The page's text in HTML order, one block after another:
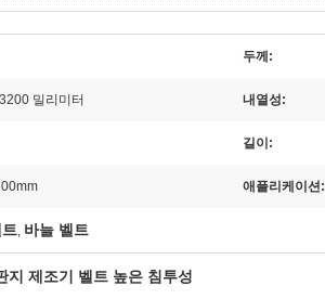
두께:
밀리미터 내열성:
길이:
애플리케이션:
, 바늘 벨트
지 제조기 벨트 높은 침투성